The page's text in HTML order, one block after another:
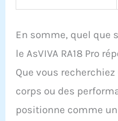
En somme, quel que
le AsVIVA RA18 Pro
Que vous
corps ou des
positionne comme